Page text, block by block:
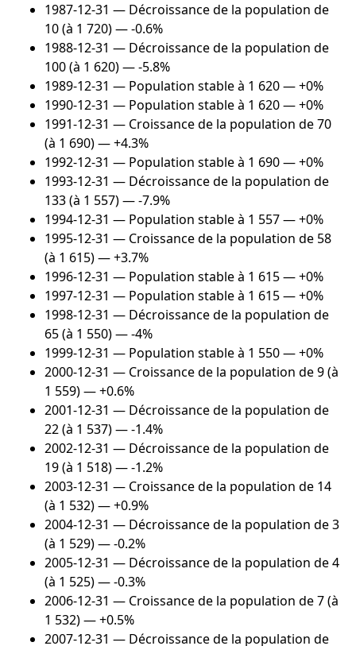
1987-12-31 — Décroissance de la population de
10 (à 1 720) — -0.6%
1988-12-31 — Décroissance de la population de
100 (à 1 620) — -5.8%
1989-12-31 — Population stable à 1 620 — +0%
1990-12-31 — Population stable à 1 620 — +0%
1991-12-31 — Croissance de la population de 70
(à 1 690) — +4.3%
1992-12-31 — Population stable à 1 690 — +0%
1993-12-31 — Décroissance de la population de
133 (à 1 557) — -7.9%
1994-12-31 — Population stable à 1 557 — +0%
1995-12-31 — Croissance de la population de 58
(à 1 615) — +3.7%
1996-12-31 — Population stable à 1 615 — +0%
1997-12-31 — Population stable à 1 615 — +0%
1998-12-31 — Décroissance de la population de
65 (à 1 550) — -4%
1999-12-31 — Population stable à 1 550 — +0%
2000-12-31 — Croissance de la population de 9 (à
1 559) — +0.6%
2001-12-31 — Décroissance de la population de
22 (à 1 537) — -1.4%
2002-12-31 — Décroissance de la population de
19 (à 1 518) — -1.2%
2003-12-31 — Croissance de la population de 14
(à 1 532) — +0.9%
2004-12-31 — Décroissance de la population de 3
(à 1 529) — -0.2%
2005-12-31 — Décroissance de la population de 4
(à 1 525) — -0.3%
2006-12-31 — Croissance de la population de 7 (à
1 532) — +0.5%
2007-12-31 — Décroissance de la population de